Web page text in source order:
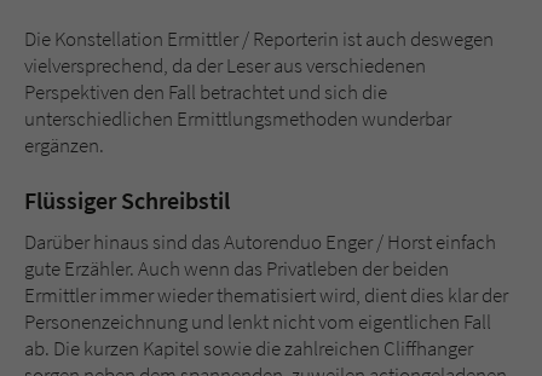
Die Konstellation Ermittler / Reporterin ist auch deswegen
vielversprechend, da der Leser aus verschiedenen
Perspektiven den Fall betrachtet und sich die
unterschiedlichen Ermittlungsmethoden wunderbar
ergänzen.
Flüssiger Schreibstil
Darüber hinaus sind das Autorenduo Enger / Horst einfach
gute Erzähler. Auch wenn das Privatleben der beiden
Ermittler immer wieder thematisiert wird, dient dies klar der
Personenzeichnung und lenkt nicht vom eigentlichen Fall
ab. Die kurzen Kapitel sowie die zahlreichen Cliffhanger